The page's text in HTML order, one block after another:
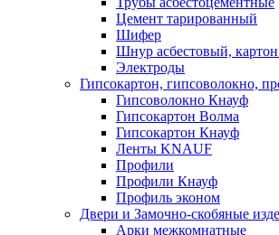
Цемент тарированный
Шифер
Шнур асбестовый, картон
Электроды
Гипсокартон, гипсоволокно,
Гипсоволокно Кнауф
Гипсокартон Волма
Гипсокартон Кнауф
Ленты KNAUF
Профили
Профили Кнауф
Профиль эконом
Двери и Замочно-скобяные
Арки межкомнатные